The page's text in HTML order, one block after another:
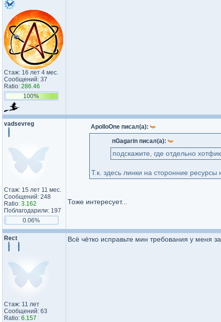
Стаж: 16 лет 4 мес.
Сообщений: 37
Ratio: 286.46
100%
vadsevreg
Стаж: 15 лет 11 мес.
Сообщений: 248
Ratio: 3.162
Поблагодарили: 197
0.06%
ApolloOne писал(а):
nGagarin писал(а):
подскажите, где отдельно
Т.к. здесь линки на сторонние ресурсы
Тоже интересует...
Rect
Стаж: 11 лет
Сообщений: 63
Ratio: 6.157
Всё чётко исправьте мин требования у меня